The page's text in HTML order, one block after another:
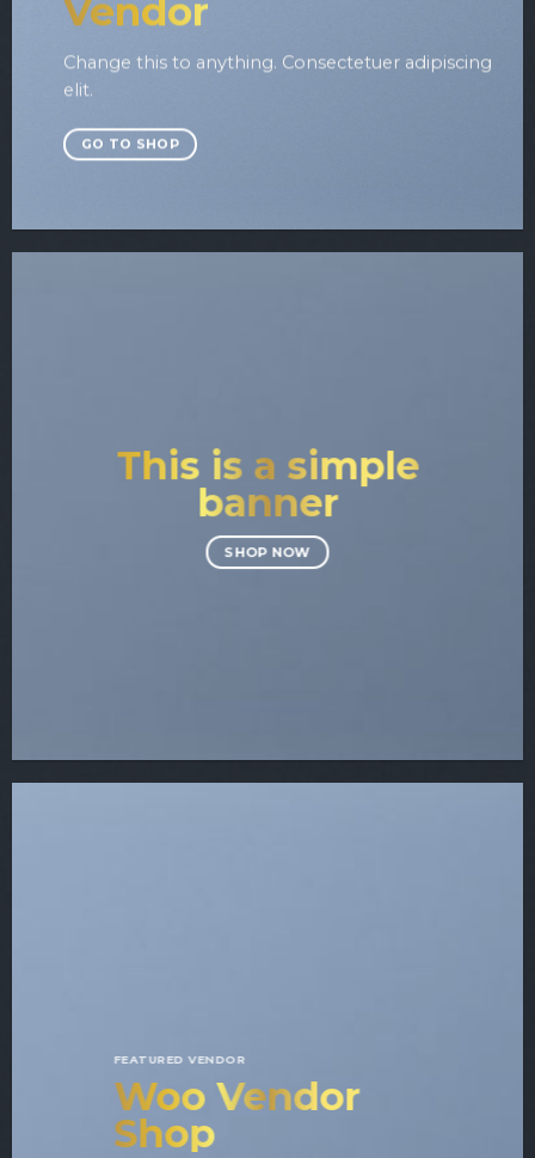
Vendor
Change this to anything. Consectetuer adipiscing
elit.
GO TO SHOP
This is a simple
banner
SHOP NOW
FEATURED VENDOR
Woo Vendor
Shop